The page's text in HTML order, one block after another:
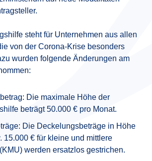
steht für Unternehmen aus allen
von der Corona-Krise besonders
wurden folgende Änderungen am
Die maximale Höhe der
beträgt 50.000 € pro Monat.
Die Deckelungsbeträge in Höhe
15.000 € für kleine und mittlere
werden ersatzlos gestrichen.